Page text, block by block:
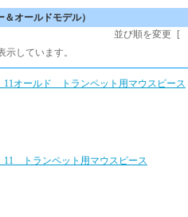
オールドモデル）
並び順を変更
[
示しています。
オールド トランペット用マウスピース
トランペット用マウスピース